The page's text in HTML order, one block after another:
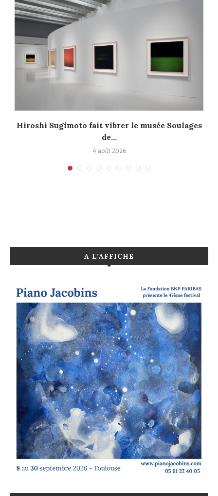
Hiroshi Sugimoto fait vibrer le musée Soulages
de...
4 août 2026
A L’AFFICHE